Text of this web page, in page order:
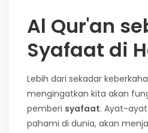
Al Qur'an
Syafaat di
Lebih dari sekadar
mengingatkan kita akan
pemberi syafaat. Ayat-
pahami di dunia, akan